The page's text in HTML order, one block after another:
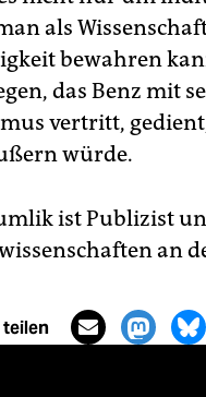
als
bewahren
das Benz mit
vertritt,
würde.
ist Publizist
an
teilen